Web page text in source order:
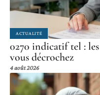
ACTUALITÉ
0270 indicatif tel :
vous décrochez
4 août 2026